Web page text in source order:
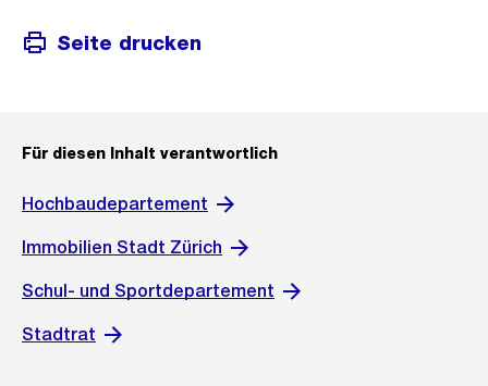
Seite drucken
Für diesen Inhalt verantwortlich
Hochbaudepartement
Immobilien Stadt Zürich
Schul- und Sportdepartement
Stadtrat